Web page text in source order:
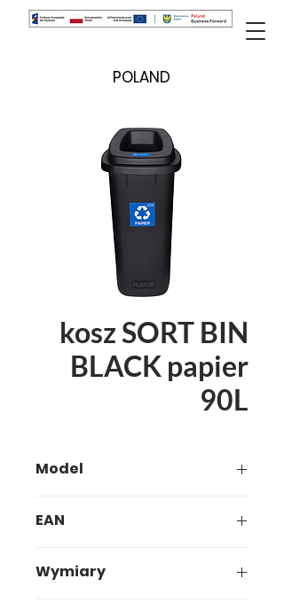
POLAND
kosz SORT BIN
BLACK papier
90L
Model
EAN
Wymiary